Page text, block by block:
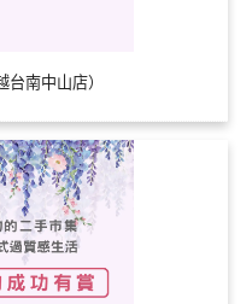
南中山店）